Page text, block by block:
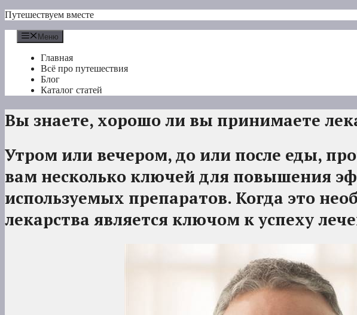
Перейти
содержимому
Путешествуем вместе
Меню
Главная
Всё про путешествия
Блог
Каталог статей
Вы знаете, хорошо ли вы принимаете
Утром или вечером, до или после еды,
вам несколько ключей для повышения
используемых препаратов. Когда это
лекарства является ключом к успеху